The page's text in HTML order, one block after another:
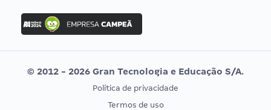
Concurso Ibama
Concurso MPU
Editais publicados
Vunesp
CONCURSOS POR PROFISSÃO
EXAME DE ORDEM
© 2012 - 2026 Gran Tecnologia e Educação S/A.
Política de privacidade
Termos de uso